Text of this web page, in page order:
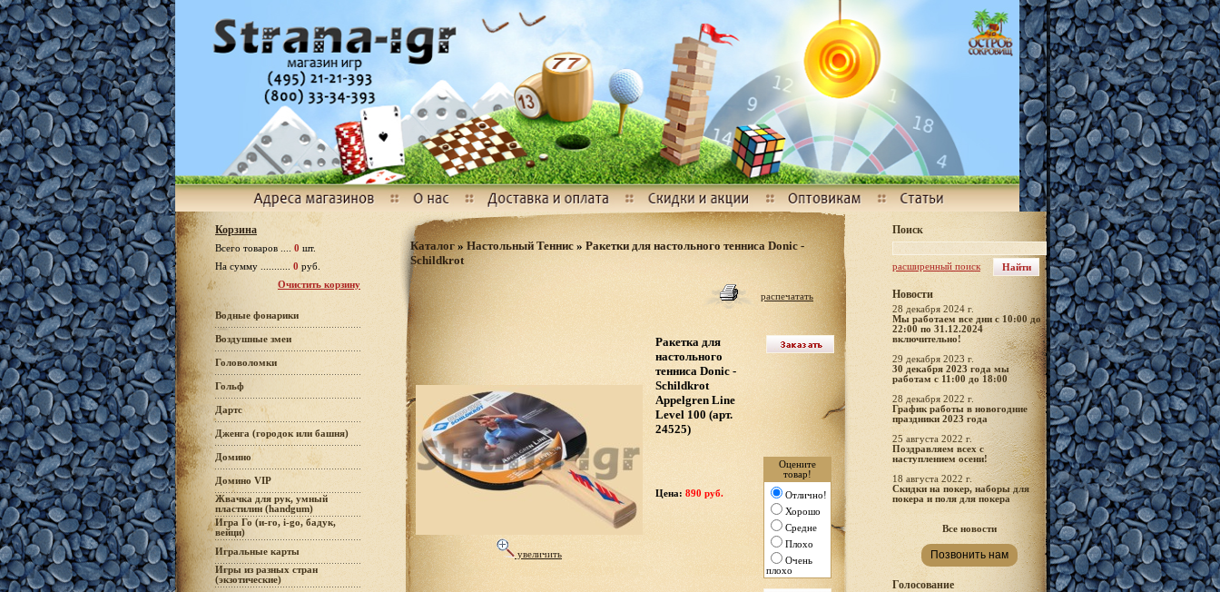
Корзина
Всего товаров .... 0 шт.
На сумму ........... 0 руб.
Очистить корзину
Водные фонарики
Воздушные змеи
Головоломки
Гольф
Дартс
Дженга (городок или башня)
Домино
Домино VIP
Жвачка для рук, умный
пластилин (handgum)
Игра Го (и-го, i-go, бадук,
вейци)
Игральные карты
Игры из разных стран
(экзотические)
Каталог» Настольный Теннис »Ракетки для настольного тенниса Donic -
Schildkrot
распечатать
увеличить
Ракетка для
настольного
тенниса Donic -
Schildkrot
Appelgren Line
Level 100 (арт.
24525)
Цена: 890 руб.
Оцените
товар!
Отлично!
Хорошо
Средне
Плохо
Очень
плохо
Поиск
расширенный поиск
Новости
28 декабря 2024 г.
Мы работаем все дни с 10:00 до
22:00 по 31.12.2024
включительно!
29 декабря 2023 г.
30 декабря 2023 года мы
работам с 11:00 до 18:00
28 декабря 2022 г.
График работы в новогодние
праздники 2023 года
25 августа 2022 г.
Поздравляем всех с
наступлением осени!
18 августа 2022 г.
Скидки на покер, наборы для
покера и поля для покера
Все новости
Позвонить нам
Голосование